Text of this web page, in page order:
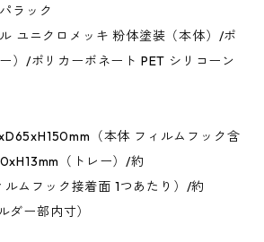
ラック
ユニクロメッキ 粉体塗装（本体）/ポ
）/ポリカーボネート PET シリコーン
（本体 フィルムフック含
（トレー）/約
ムフック接着面 1つあたり）/約
ー部内寸）